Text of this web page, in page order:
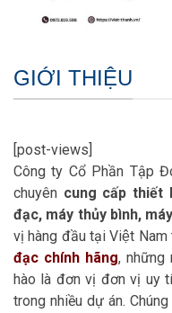
GIỚI THIỆU
[post-views]
Công ty Cổ Phần Tập
chuyên cung cấp thiết
đạc, máy thủy bình,
vị hàng đầu tại Việt
đạc chính hãng, những
hào là đơn vị đơn vị uy
trong nhiều dự án.